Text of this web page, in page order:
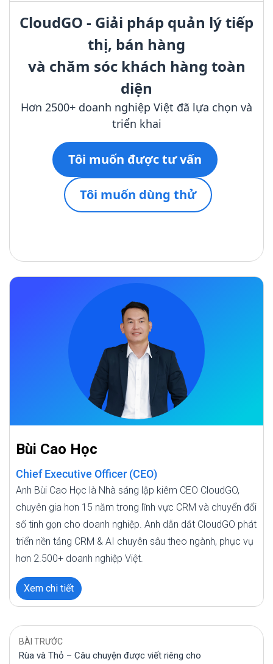
CloudGO - Giải pháp quản lý tiếp
thị, bán hàng
và chăm sóc khách hàng toàn
diện
Hơn 2500+ doanh nghiệp Việt đã lựa chọn và
triển khai
Tôi muốn được tư vấn
Tôi muốn dùng thử
Bùi Cao Học
Chief Executive Officer (CEO)
Anh Bùi Cao Học là Nhà sáng lập kiêm CEO CloudGO,
chuyên gia hơn 15 năm trong lĩnh vực CRM và chuyển đổi
số tinh gọn cho doanh nghiệp. Anh dẫn dắt CloudGO phát
triển nền tảng CRM & AI chuyên sâu theo ngành, phục vụ
hơn 2.500+ doanh nghiệp Việt.
Xem chi tiết
BÀI TRƯỚC
Rùa và Thỏ – Câu chuyện được viết riêng cho